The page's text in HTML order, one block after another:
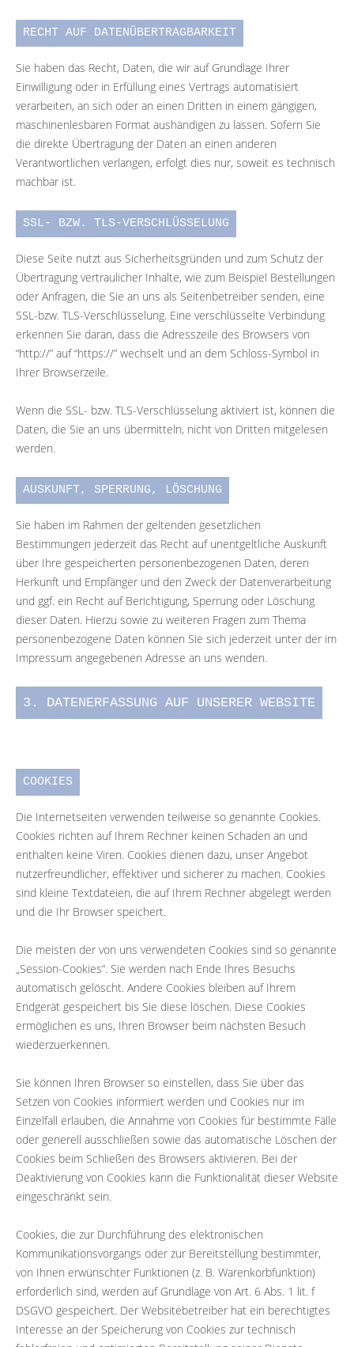
RECHT AUF DATENÜBERTRAGBARKEIT
Sie haben das Recht, Daten, die wir auf Grundlage Ihrer
Einwilligung oder in Erfüllung eines Vertrags automatisiert
verarbeiten, an sich oder an einen Dritten in einem gängigen,
maschinenlesbaren Format aushändigen zu lassen. Sofern Sie
die direkte Übertragung der Daten an einen anderen
Verantwortlichen verlangen, erfolgt dies nur, soweit es technisch
machbar ist.
SSL- BZW. TLS-VERSCHLÜSSELUNG
Diese Seite nutzt aus Sicherheitsgründen und zum Schutz der
Übertragung vertraulicher Inhalte, wie zum Beispiel Bestellungen
oder Anfragen, die Sie an uns als Seitenbetreiber senden, eine
SSL-bzw. TLS-Verschlüsselung. Eine verschlüsselte Verbindung
erkennen Sie daran, dass die Adresszeile des Browsers von
“http://” auf “https://” wechselt und an dem Schloss-Symbol in
Ihrer Browserzeile.
Wenn die SSL- bzw. TLS-Verschlüsselung aktiviert ist, können die
Daten, die Sie an uns übermitteln, nicht von Dritten mitgelesen
werden.
AUSKUNFT, SPERRUNG, LÖSCHUNG
Sie haben im Rahmen der geltenden gesetzlichen
Bestimmungen jederzeit das Recht auf unentgeltliche Auskunft
über Ihre gespeicherten personenbezogenen Daten, deren
Herkunft und Empfänger und den Zweck der Datenverarbeitung
und ggf. ein Recht auf Berichtigung, Sperrung oder Löschung
dieser Daten. Hierzu sowie zu weiteren Fragen zum Thema
personenbezogene Daten können Sie sich jederzeit unter der im
Impressum angegebenen Adresse an uns wenden.
3. DATENERFASSUNG AUF UNSERER WEBSITE
COOKIES
Die Internetseiten verwenden teilweise so genannte Cookies.
Cookies richten auf Ihrem Rechner keinen Schaden an und
enthalten keine Viren. Cookies dienen dazu, unser Angebot
nutzerfreundlicher, effektiver und sicherer zu machen. Cookies
sind kleine Textdateien, die auf Ihrem Rechner abgelegt werden
und die Ihr Browser speichert.
Die meisten der von uns verwendeten Cookies sind so genannte
„Session-Cookies“. Sie werden nach Ende Ihres Besuchs
automatisch gelöscht. Andere Cookies bleiben auf Ihrem
Endgerät gespeichert bis Sie diese löschen. Diese Cookies
ermöglichen es uns, Ihren Browser beim nächsten Besuch
wiederzuerkennen.
Sie können Ihren Browser so einstellen, dass Sie über das
Setzen von Cookies informiert werden und Cookies nur im
Einzelfall erlauben, die Annahme von Cookies für bestimmte Fälle
oder generell ausschließen sowie das automatische Löschen der
Cookies beim Schließen des Browsers aktivieren. Bei der
Deaktivierung von Cookies kann die Funktionalität dieser Website
eingeschränkt sein.
Cookies, die zur Durchführung des elektronischen
Kommunikationsvorgangs oder zur Bereitstellung bestimmter,
von Ihnen erwünschter Funktionen (z. B. Warenkorbfunktion)
erforderlich sind, werden auf Grundlage von Art. 6 Abs. 1 lit. f
DSGVO gespeichert. Der Websitebetreiber hat ein berechtigtes
Interesse an der Speicherung von Cookies zur technisch